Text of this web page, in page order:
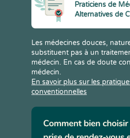
Praticiens de
Alternatives de
Les médecines douces,
substituent pas à un
médecin. En cas de doute
médecin.
En savoir plus sur les
conventionnelles